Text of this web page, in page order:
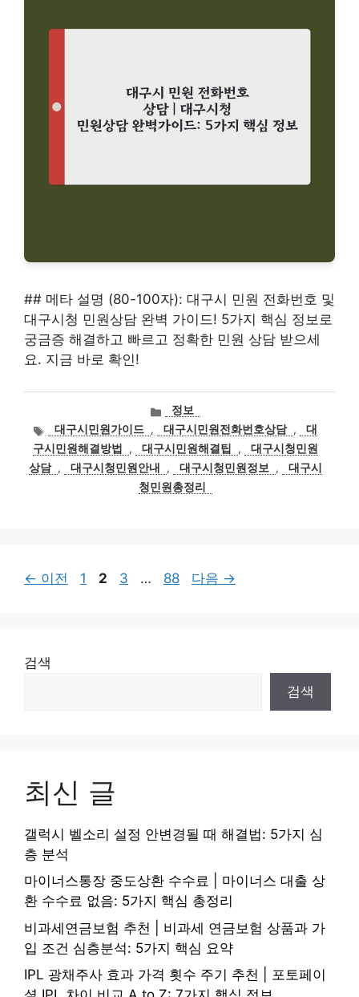
## 메타 설명 (80-100자): 대구시 민원 전화번호 및
대구시청 민원상담 완벽 가이드! 5가지 핵심 정보로
궁금증 해결하고 빠르고 정확한 민원 상담 받으세
요. 지금 바로 확인!
카
테
고
리
정보
태
그
대구시민원가이드 , 대구시민원전화번호상담 ,
대
구시민원해결방법
, 대구시민원해결팁 ,
대구시청민원
상담 , 대구시청민원안내 , 대구시청민원정보 ,
대구시
청민원총정리
← 이전
페
1
페
2
페
3 …
페
88 다음 →
검색
검색
최신 글
갤럭시 벨소리 설정 안변경될 때 해결법: 5가지 심
층 분석
마이너스통장 중도상환 수수료 | 마이너스 대출 상
환 수수료 없음: 5가지 핵심 총정리
비과세연금보험 추천 | 비과세 연금보험 상품과 가
입 조건 심층분석: 5가지 핵심 요약
IPL 광채주사 효과 가격 횟수 주기 추천 | 포토페이